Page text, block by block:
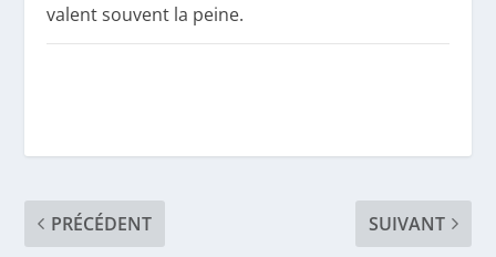
valent souvent la peine.
PRÉCÉDENT SUIVANT